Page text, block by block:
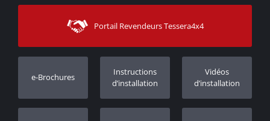
Sitemap
Moyens d’expédition
Contacter
Assistance aux clients
Suivi des commandes
Concessionnaires
Portail Revendeurs Tessera4x4
e-Brochures
Instructions
d’installation
Vidéos
d’installation